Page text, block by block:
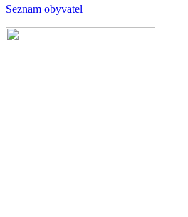
Seznam obyvatel